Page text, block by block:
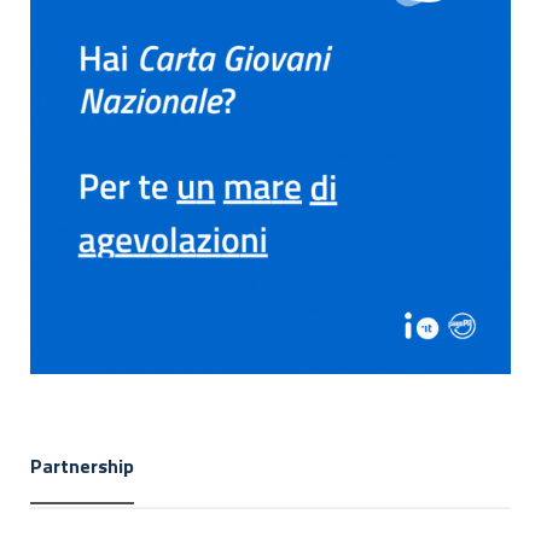
Partnership